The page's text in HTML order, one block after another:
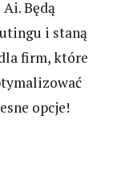
Będą
i staną
firm, które
opcje!